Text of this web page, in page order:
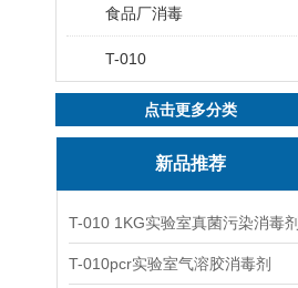
食品厂消毒
T-010
点击更多分类
新品推荐
T-010 1KG实验室真菌污染消毒剂
T-010pcr实验室气溶胶消毒剂